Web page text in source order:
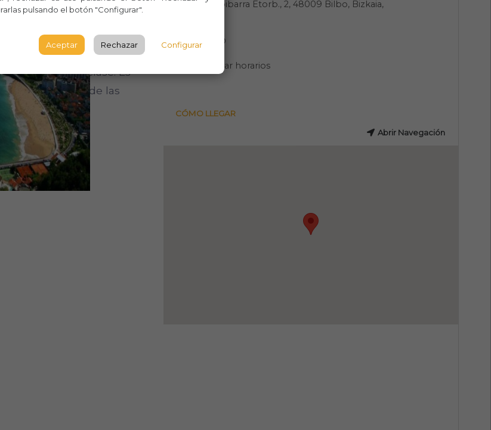
auténticos y deliciosos
la belleza y la
de primera clase. Es
en una de las
Abandoibarra Etorb., 2, 48009 Bilbo, Bizkaia,
BILBAO
Consultar horarios
CÓMO LLEGAR
Abrir Navegación
pulsando el botón "Configurar".
Aceptar Rechazar Configurar